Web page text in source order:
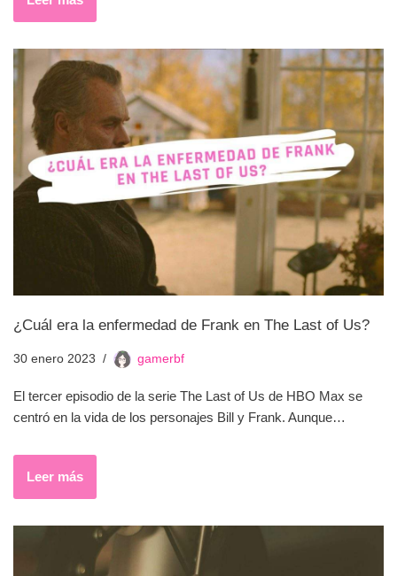
¿Cuál era la enfermedad de Frank en The Last of Us?
30 enero 2023 gamerbf
El tercer episodio de la serie The Last of Us de HBO Max se
centró en la vida de los personajes Bill y Frank. Aunque…
Leer más